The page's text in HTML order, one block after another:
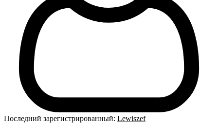
Последний зарегистрированный: Lewiszef